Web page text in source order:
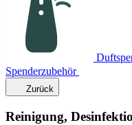
Spenderzubehör
Zurück
Reinigung,